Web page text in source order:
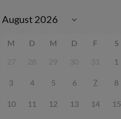
M D M D F S
27 28 29 30 31 1
3 4 5 6 7 8
10 11 12 13 14 15